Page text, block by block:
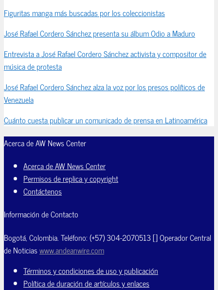
Figuritas manga más buscadas por los coleccionistas
José Rafael Cordero Sánchez presenta su álbum Odio a Maduro
Entrevista a José Rafael Cordero Sánchez activista y compositor de
música de protesta
José Rafael Cordero Sánchez alza la voz por los presos políticos de
Venezuela
Cuánto cuesta publicar un comunicado de prensa en Latinoamérica
Acerca de AW News Center
Acerca de AW News Center
Permisos de replica y copyright
Contáctenos
Información de Contacto
Bogotá, Colombia. Teléfono: (+57) 304-2070513 [] Operador Central
de Noticiaswww.andeanwire.com
Términos y condiciones de uso y publicación
Política de duración de artículos y enlaces